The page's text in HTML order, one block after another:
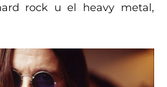
rock u el heavy metal,